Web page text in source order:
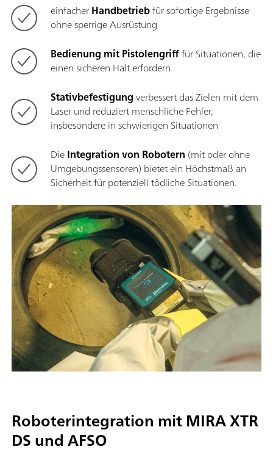
einfacherHandbetriebfür sofortige Ergebnisse
ohne sperrige Ausrüstung
Bedienung mit Pistolengrifffür Situationen, die
einen sicheren Halt erfordern
Stativbefestigungverbessert das Zielen mit dem
Laser und reduziert menschliche Fehler,
insbesondere in schwierigen Situationen
DieIntegration von Robotern (mit oder ohne
Umgebungssensoren) bietet ein Höchstmaß an
Sicherheit für potenziell tödliche Situationen.
Roboterintegration mit MIRA XTR
DS und AFSO